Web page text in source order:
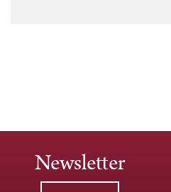
Newsletter